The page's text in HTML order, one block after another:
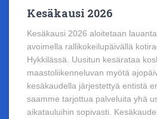
Kesäkausi 2026
Kesäkausi 2026 aloitetaan
avoimella rallikokeilupäivällä
Hykkilässä. Uusitun kesärataa
maastoliikenneluvan myötä
kesäkaudella järjestettyä entistä
saamme tarjottua palveluita yhä
aikatauluihin sopivasti.